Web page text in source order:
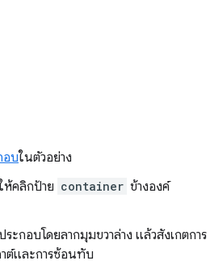
อบในตัวอย่าง
คลิกป้าย container ข้างองค์
ะกอบโดยลากมุมขวาล่าง แล้วสังเกตการ
ต์และการซ้อนทับ